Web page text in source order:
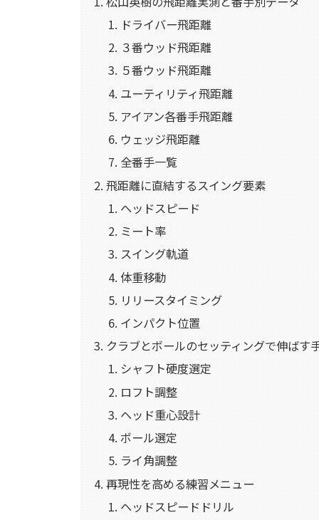
ドライバー飛距離
３番ウッド飛距離
５番ウッド飛距離
ユーティリティ飛距離
アイアン各番手飛距離
ウェッジ飛距離
全番手一覧
飛距離に直結するスイング要素
ヘッドスピード
ミート率
スイング軌道
体重移動
リリースタイミング
インパクト位置
クラブとボールのセッティングで伸ばす
シャフト硬度選定
ロフト調整
ヘッド重心設計
ボール選定
ライ角調整
再現性を高める練習メニュー
ヘッドスピードドリル